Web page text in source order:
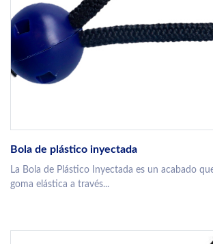
Bola de plástico inyectada
La Bola de Plástico Inyectada es un acabado
goma elástica a través...